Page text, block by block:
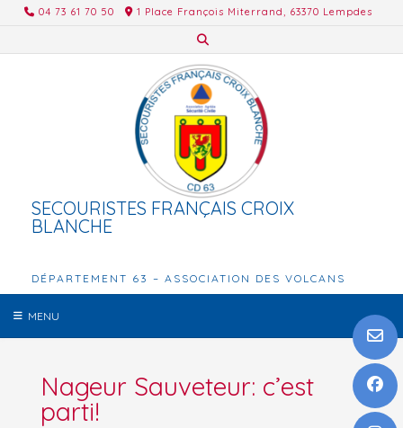
Skip
content
04 73 61 70 50 1 Place François Miterrand, 63370 Lempdes
SECOURISTES FRANÇAIS CROIX
BLANCHE
DÉPARTEMENT 63 – ASSOCIATION DES VOLCANS
MENU
Nageur Sauveteur: c’est
parti!